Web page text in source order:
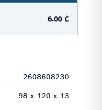
6.00 ₾
2608608230
98 x 120 x 13